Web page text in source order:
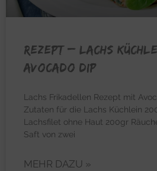
REZEPT – Lachs
Avocado Dip
Lachs Frikadellen Rezept mit
Zutaten für die Lachs Küchlein
Lachsfilet ohne Haut 200gr
Saft von zwei
MEHR DAZU »